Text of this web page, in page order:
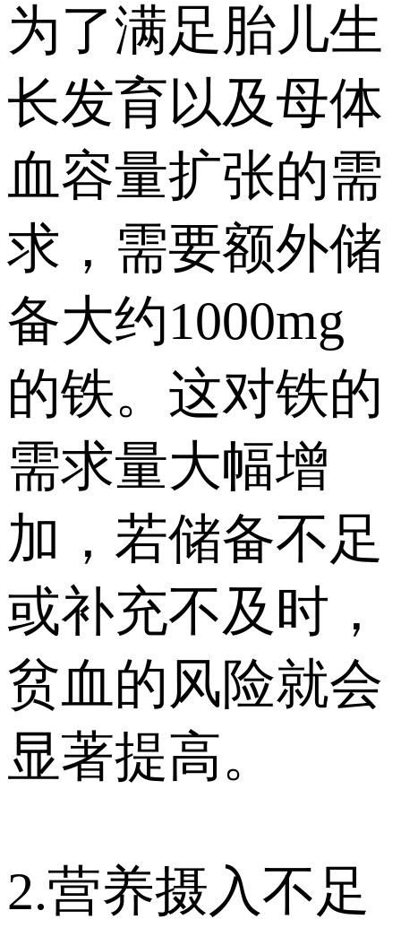
为了满足胎儿生
长发育以及母体
血容量扩张的需
求，需要额外储
备大约1000mg
的铁。这对铁的
需求量大幅增
加，若储备不足
或补充不及时，
贫血的风险就会
显著提高。
2.营养摄入不足